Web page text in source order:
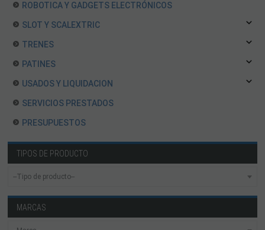
ROBOTICA Y GADGETS ELECTRÓNICOS
SLOT Y SCALEXTRIC
TRENES
PATINES
USADOS Y LIQUIDACION
SERVICIOS PRESTADOS
PRESUPUESTOS
TIPOS DE PRODUCTO
MARCAS